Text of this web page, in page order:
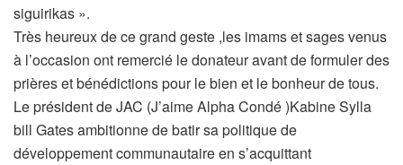
siguirikas ».
Très heureux de ce grand geste ,les imams et sages venus
à l’occasion ont remercié le donateur avant de formuler des
prières et bénédictions pour le bien et le bonheur de tous.
Le président de JAC (J’aime Alpha Condé )Kabine Sylla
bill Gates ambitionne de batir sa politique de
développement communautaire en s’acquittant